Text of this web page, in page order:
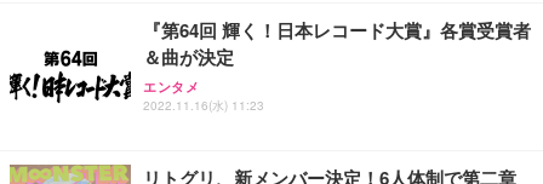
『第64回 輝く！日本レコード大賞』各賞受賞者
＆曲が決定
エンタメ
2022.11.16(水) 11:23
リトグリ、新メンバー決定！6人体制で第二章